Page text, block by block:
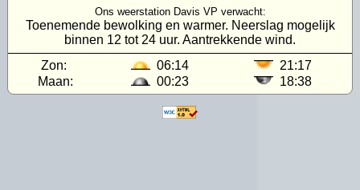
Ons weerstation Davis VP verwacht:
Toenemende bewolking en warmer. Neerslag mogelijk
binnen 12 tot 24 uur. Aantrekkende wind.
Zon:
06:14
21:17
Maan:
00:23 18:38